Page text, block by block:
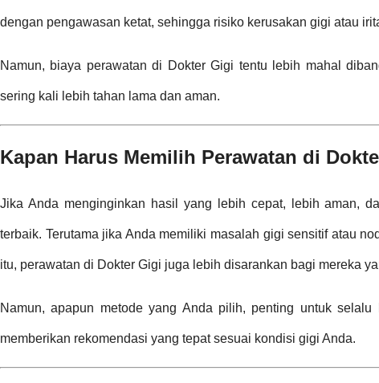
dengan pengawasan ketat, sehingga risiko kerusakan gigi atau
Namun, biaya perawatan di Dokter Gigi tentu lebih mahal
sering kali lebih tahan lama dan aman.
Kapan Harus Memilih Perawatan di
Jika Anda menginginkan hasil yang lebih cepat, lebih aman,
terbaik. Terutama jika Anda memiliki masalah gigi sensitif atau
itu, perawatan di Dokter Gigi juga lebih disarankan bagi mereka
Namun, apapun metode yang Anda pilih, penting untuk
memberikan rekomendasi yang tepat sesuai kondisi gigi Anda.